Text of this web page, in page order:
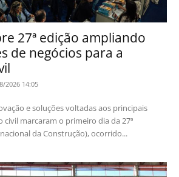
27ª edição ampliando
de negócios para a
2026 14:05
e soluções voltadas aos principais
civil marcaram o primeiro dia da 27ª
da Construção), ocorrido...